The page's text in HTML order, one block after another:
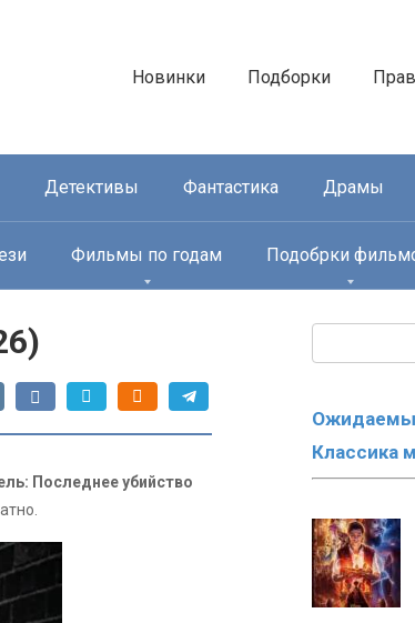
Новинки Подборки
Детективы Фантастика Драмы
Фильмы по годам Подобрки
Последнее убийство
Классика